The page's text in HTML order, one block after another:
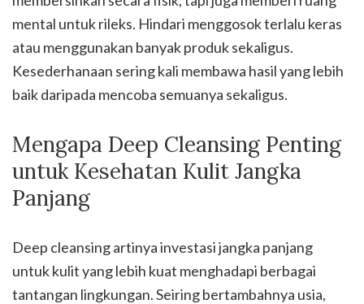
mental untuk rileks. Hindari menggosok terlalu keras
atau menggunakan banyak produk sekaligus.
Kesederhanaan sering kali membawa hasil yang lebih
baik daripada mencoba semuanya sekaligus.
Mengapa Deep Cleansing Penting
untuk Kesehatan Kulit Jangka
Panjang
Deep cleansing artinya investasi jangka panjang
untuk kulit yang lebih kuat menghadapi berbagai
tantangan lingkungan. Seiring bertambahnya usia,